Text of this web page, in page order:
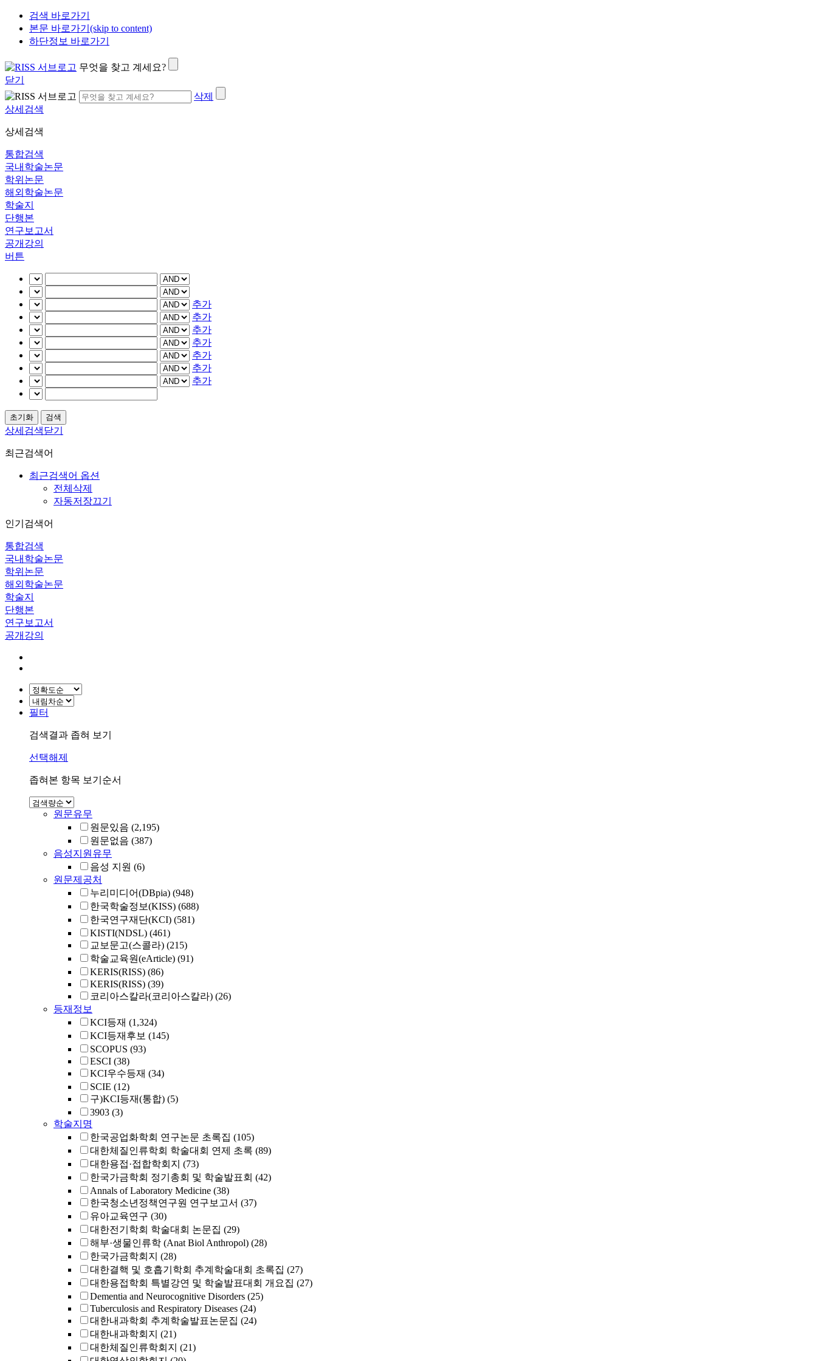
검색 바로가기
본문 바로가기(skip to content)
하단정보 바로가기
무엇을 찾고 계세요?
닫기
삭제
상세검색
상세검색
통합검색
국내학술논문
학위논문
해외학술논문
학술지
단행본
연구보고서
공개강의
버튼
추가
추가
추가
추가
추가
추가
추가
상세검색닫기
최근검색어
최근검색어 옵션
전체삭제
자동저장끄기
인기검색어
통합검색
국내학술논문
학위논문
해외학술논문
학술지
단행본
연구보고서
공개강의
필터
검색결과 좁혀 보기
선택해제
좁혀본 항목 보기순서
원문유무
원문있음 (2,195)
원문없음 (387)
음성지원유무
음성 지원 (6)
원문제공처
누리미디어(DBpia) (948)
한국학술정보(KISS) (688)
한국연구재단(KCI) (581)
KISTI(NDSL) (461)
교보문고(스콜라) (215)
학술교육원(eArticle) (91)
KERIS(RISS) (86)
KERIS(RISS) (39)
코리아스칼라(코리아스칼라) (26)
등재정보
KCI등재 (1,324)
KCI등재후보 (145)
SCOPUS (93)
ESCI (38)
KCI우수등재 (34)
SCIE (12)
구)KCI등재(통합) (5)
3903 (3)
학술지명
한국공업화학회 연구논문 초록집 (105)
대한체질인류학회 학술대회 연제 초록 (89)
대한용접·접합학회지 (73)
한국가금학회 정기총회 및 학술발표회 (42)
Annals of Laboratory Medicine (38)
한국청소년정책연구원 연구보고서 (37)
유아교육연구 (30)
대한전기학회 학술대회 논문집 (29)
해부·생물인류학 (Anat Biol Anthropol) (28)
한국가금학회지 (28)
대한결핵 및 호흡기학회 추계학술대회 초록집 (27)
대한용접학회 특별강연 및 학술발표대회 개요집 (27)
Dementia and Neurocognitive Disorders (25)
Tuberculosis and Respiratory Diseases (24)
대한내과학회 추계학술발표논문집 (24)
대한내과학회지 (21)
대한체질인류학회지 (21)